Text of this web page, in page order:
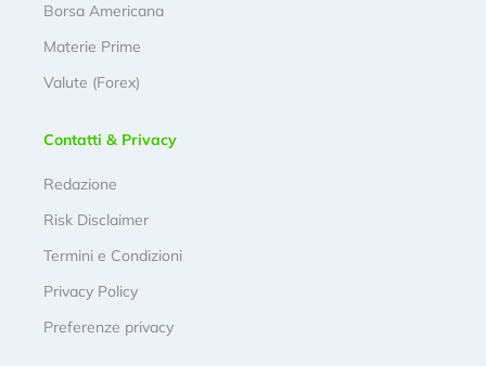
Borsa Americana
Materie Prime
Valute (Forex)
Contatti & Privacy
Redazione
Risk Disclaimer
Termini e Condizioni
Privacy Policy
Preferenze privacy